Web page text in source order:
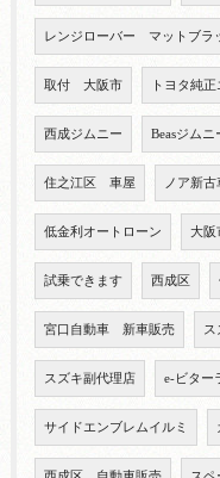
レンジローバー マットブラ
取付 大阪市 トヨタ純
西成ジムニー Beasジムニ
住之江区 車屋 ノア新古
低金利オートローン 大
試乗できます 西成区
宮口自動車 新車販売 ス
スズキ副代理店 e-ビター
サイドエンブレムイルミ